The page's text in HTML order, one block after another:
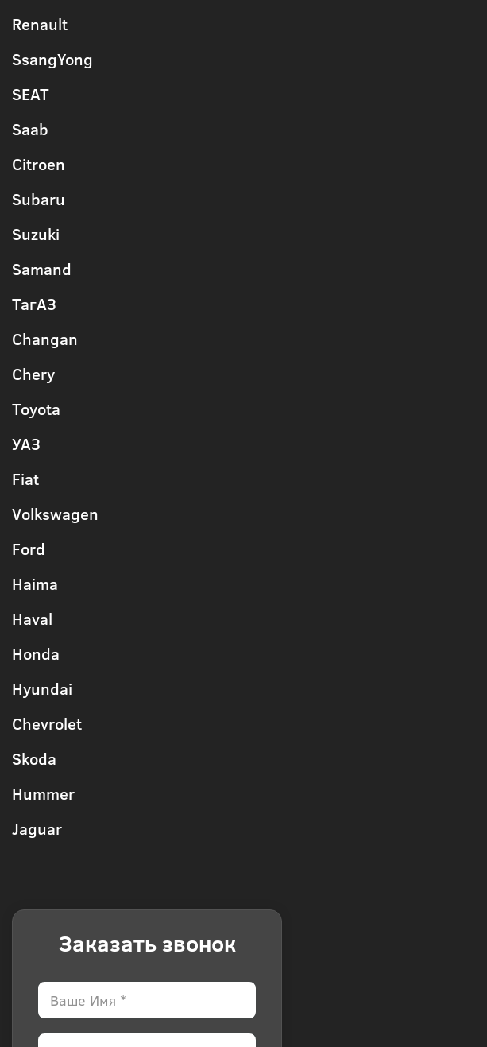
Renault
SsangYong
SEAT
Saab
Citroen
Subaru
Suzuki
Samand
ТагАЗ
Changan
Chery
Toyota
УАЗ
Fiat
Volkswagen
Ford
Haima
Haval
Honda
Hyundai
Chevrolet
Skoda
Hummer
Jaguar
Заказать звонок